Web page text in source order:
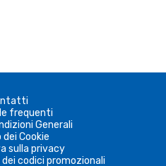
frequenti
Generali
Cookie
sulla privacy
codici promozionali